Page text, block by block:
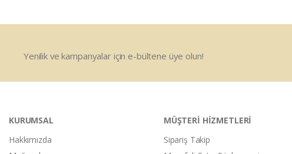
Yenilik ve kampanyalar için e-bültene üye olun!
KURUMSAL
Hakkımızda
MÜŞTERİ HİZMETLERİ
Sipariş Takip